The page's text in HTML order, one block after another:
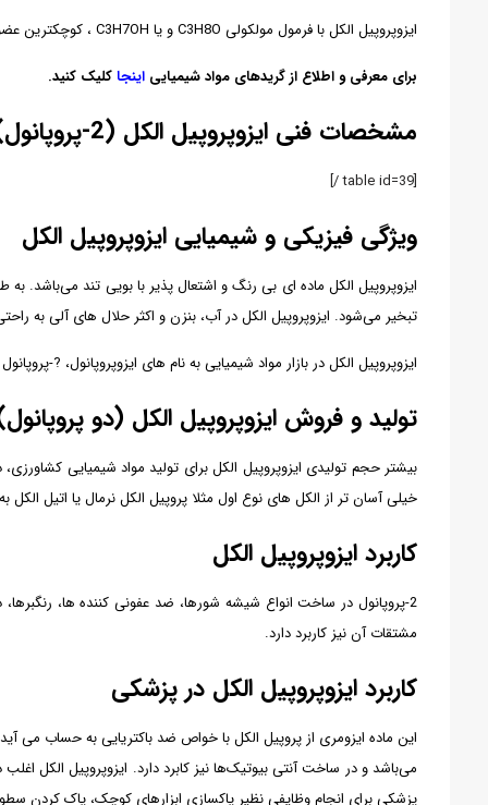
ایزوپروپیل الکل با فرمول مولکولی C3H8O و یا C3H7OH ، کوچکترین عضو دسته الکل های نوع دوم است. این ماده در مقایسه با دومین محصول الکلی تجاری به شمار می‌آید.
برای معرفی و اطلاع از گریدهای مواد شیمیایی اینجاکلیک کنید.
مشخصات فنی ایزوپروپیل الکل (2-پروپانول)
[table id=39 /]
ویژگی فیزیکی و شیمیایی ایزوپروپیل الکل
ایزوپروپیل الکل ماده ای بی رنگ و اشتعال پذیر با بویی تند می‌باشد.
تبخیر می‌شود. ایزوپروپیل الکل در آب، بنزن و اکثر حلال های آلی به
ایزوپروپیل الکل در بازار مواد شیمیایی به نام های ایزوپروپانول، ?-
تولید و فروش ایزوپروپیل الکل (دو
بیشتر حجم تولیدی ایزوپروپیل الکل برای تولید مواد شیمیایی
خیلی آسان تر از الکل های نوع اول مثلا پروپیل الکل نرمال یا اتیل
کاربرد ایزوپروپیل الکل
2-پروپانول در ساخت انواع شیشه شورها، ضد عفونی کننده ها،
مشتقات آن نیز کاربرد دارد.
کاربرد ایزوپروپیل الکل در پزشکی
این ماده ایزومری از پروپیل الکل با خواص ضد باکتریایی به حساب می
می‌باشد و در ساخت آنتی بیوتیک‌ها نیز کابرد دارد. ایزوپروپیل
پزشکی برای انجام وظایفی نظیر پاکسازی ابزارهای کوچک، پاک کردن